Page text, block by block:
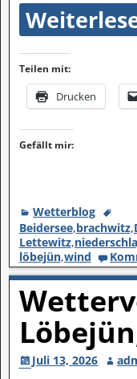
Teilen mit:
Drucken
Gefällt mir:
Wetterblog
Beidersee,brachwitz,
Lettewitz,
löbejün,wind
Juli 13, 2026